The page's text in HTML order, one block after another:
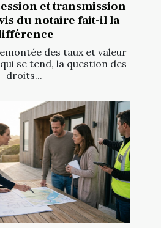
et transmission
du notaire fait-il la
des taux et valeur
se tend, la question des
droits...